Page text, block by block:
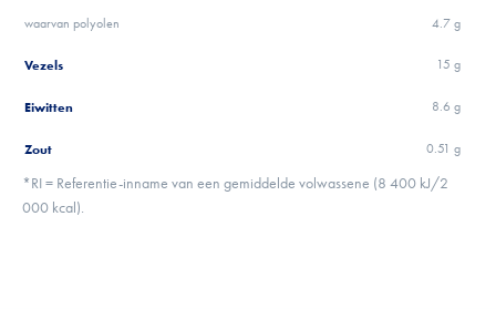
waarvan polyolen 4.7 g
Vezels 15 g
Eiwitten 8.6 g
Zout 0.51 g
*RI = Referentie-inname van een gemiddelde volwassene (8 400 kJ/2
000 kcal).